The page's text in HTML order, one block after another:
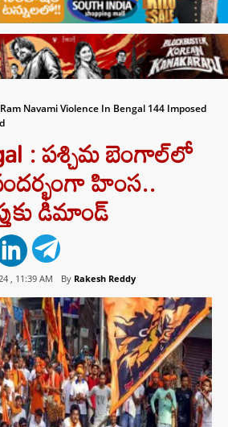
Ram Navami Violence In Bengal 144 Imposed
: పశ్చిమ బెంగాల్‌లో
హింస..
డిమాండ్
, 11:39 AM By Rakesh Reddy